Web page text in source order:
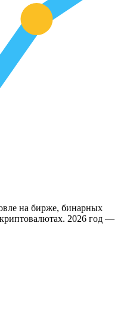
на бирже, бинарных
2026 год —